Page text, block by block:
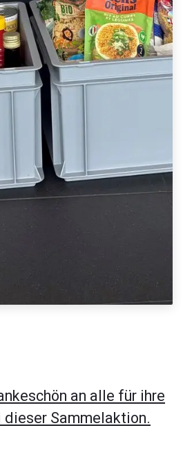
an alle für ihre
Sammelaktion.